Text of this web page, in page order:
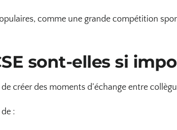
comme une grande compétition
sont-elles si
créer des moments d’échange entre
: